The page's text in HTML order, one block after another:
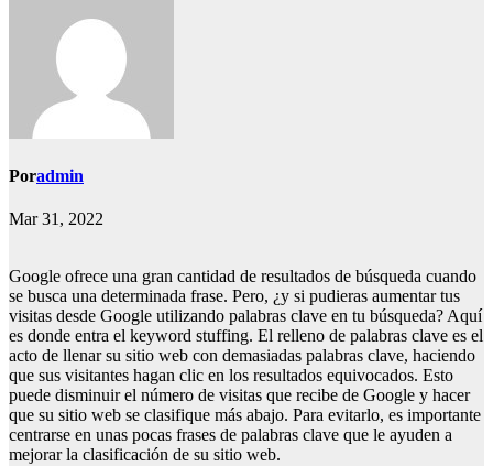
Poradmin
Mar 31, 2022
Google ofrece una gran cantidad de resultados de búsqueda cuando
se busca una determinada frase. Pero, ¿y si pudieras aumentar tus
visitas desde Google utilizando palabras clave en tu búsqueda? Aquí
es donde entra el keyword stuffing. El relleno de palabras clave es el
acto de llenar su sitio web con demasiadas palabras clave, haciendo
que sus visitantes hagan clic en los resultados equivocados. Esto
puede disminuir el número de visitas que recibe de Google y hacer
que su sitio web se clasifique más abajo. Para evitarlo, es importante
centrarse en unas pocas frases de palabras clave que le ayuden a
mejorar la clasificación de su sitio web.